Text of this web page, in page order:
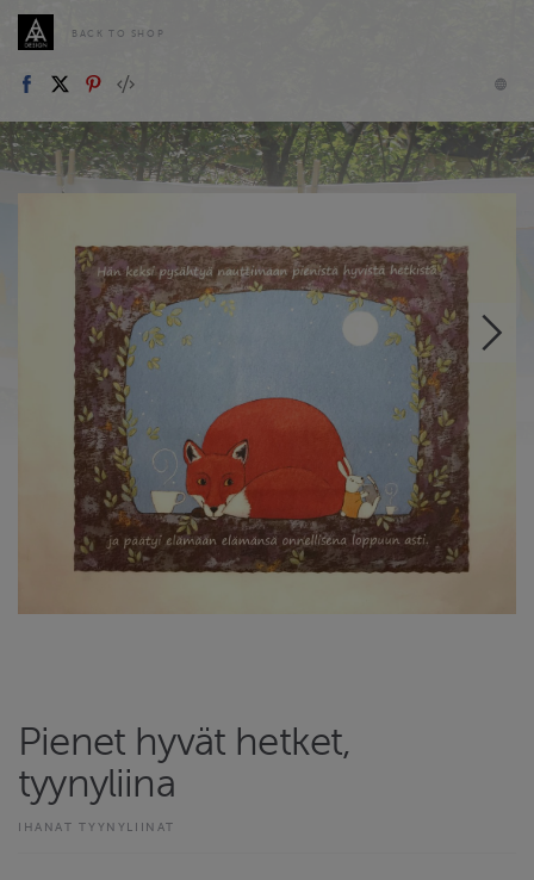
BACK TO SHOP
Pienet hyvät hetket,
tyynyliina
IHANAT TYYNYLIINAT